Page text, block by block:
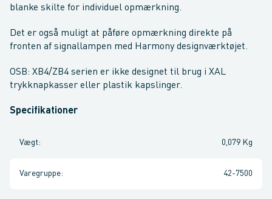
blanke skilte for individuel opmærkning.
Det er også muligt at påføre opmærkning direkte på
fronten af signallampen med Harmony designværktøjet.
OSB: XB4/ZB4 serien er ikke designet til brug i XAL
trykknapkasser eller plastik kapslinger.
Specifikationer
Vægt: 0,079 Kg
Varegruppe: 42-7500